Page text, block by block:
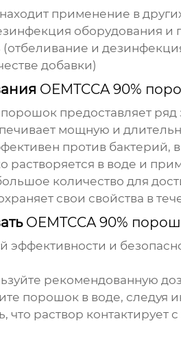
применение в
оборудования и
и
добавки)
OEMTCCA 90%
порошокпредоставляет
мощную и
против бактерий,
растворяется в воде и
количество для
свои свойства в
OEMTCCA 90%
и
рекомендованную
порошок в воде, следуя
что раствор